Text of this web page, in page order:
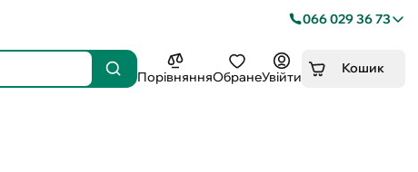
066 029 36 73
ПорівнянняОбранеУвійти
Кошик